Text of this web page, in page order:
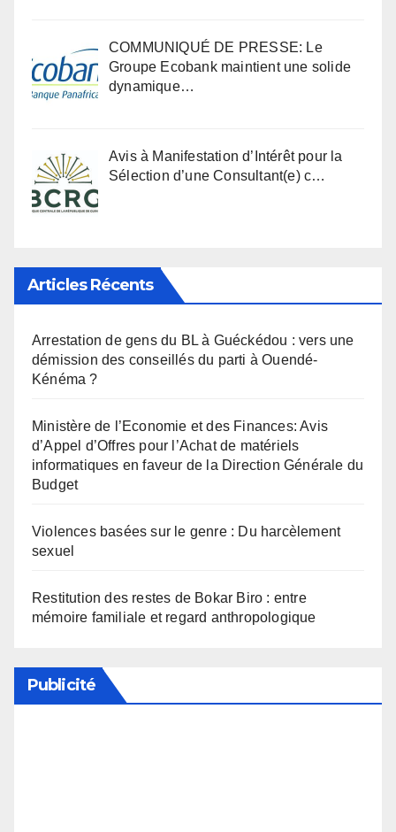
COMMUNIQUÉ DE PRESSE: Le
Groupe Ecobank maintient une solide
dynamique…
Avis à Manifestation d’Intérêt pour la
Sélection d’une Consultant(e) c…
Articles Récents
Arrestation de gens du BL à Guéckédou : vers une
démission des conseillés du parti à Ouendé-
Kénéma ?
Ministère de l’Economie et des Finances: Avis
d’Appel d’Offres pour l’Achat de matériels
informatiques en faveur de la Direction Générale du
Budget
Violences basées sur le genre : Du harcèlement
sexuel
Restitution des restes de Bokar Biro : entre
mémoire familiale et regard anthropologique
Publicité